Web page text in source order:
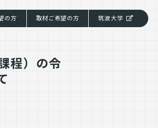
の方 取材ご希望の方 筑波大学
程）の令